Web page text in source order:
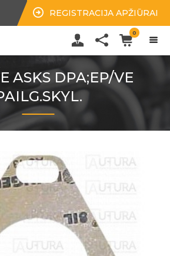
REGISTRACIJA APŽIŪRAI
0
ASKS DPA;EP/VE